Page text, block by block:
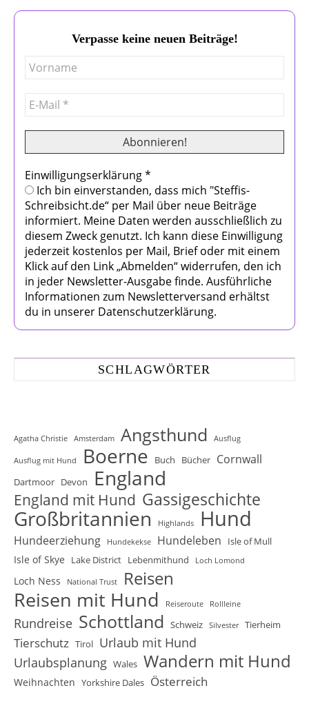
Verpasse keine neuen Beiträge!
Einwilligungserklärung*
Ich bin einverstanden, dass mich "Steffis-
Schreibsicht.de“ per Mail über neue Beiträge
informiert. Meine Daten werden ausschließlich zu
diesem Zweck genutzt. Ich kann diese Einwilligung
jederzeit kostenlos per Mail, Brief oder mit einem
Klick auf den Link „Abmelden“ widerrufen, den ich
in jeder Newsletter-Ausgabe finde. Ausführliche
Informationen zum Newsletterversand erhältst
du in unserer Datenschutzerklärung.
SCHLAGWÖRTER
Agatha Christie Amsterdam Angsthund Ausflug
Ausflug mit Hund Boerne Buch Bücher Cornwall
Dartmoor Devon England
England mit Hund Gassigeschichte
Großbritannien Highlands Hund
Hundeerziehung Hundekekse Hundeleben Isle of Mull
Isle of Skye Lake District Lebenmithund Loch Lomond
Loch Ness National Trust Reisen
Reisen mit Hund Reiseroute Rollleine
Rundreise Schottland Schweiz Silvester Tierheim
Tierschutz Tirol Urlaub mit Hund
Urlaubsplanung Wales Wandern mit Hund
Weihnachten Yorkshire Dales Österreich